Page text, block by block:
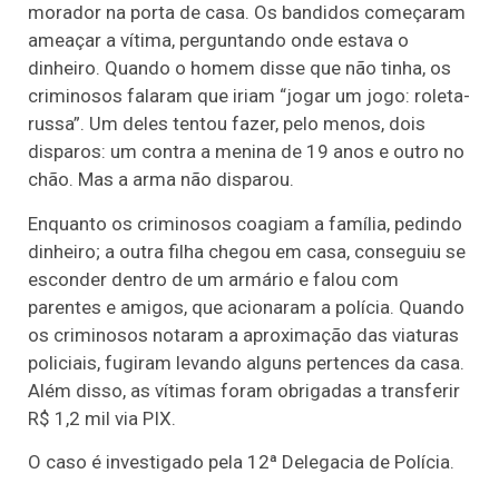
morador na porta de casa. Os bandidos começaram
ameaçar a vítima, perguntando onde estava o
dinheiro. Quando o homem disse que não tinha, os
criminosos falaram que iriam “jogar um jogo: roleta-
russa”. Um deles tentou fazer, pelo menos, dois
disparos: um contra a menina de 19 anos e outro no
chão. Mas a arma não disparou.
Enquanto os criminosos coagiam a família, pedindo
dinheiro; a outra filha chegou em casa, conseguiu se
esconder dentro de um armário e falou com
parentes e amigos, que acionaram a polícia. Quando
os criminosos notaram a aproximação das viaturas
policiais, fugiram levando alguns pertences da casa.
Além disso, as vítimas foram obrigadas a transferir
R$ 1,2 mil via PIX.
O caso é investigado pela 12ª Delegacia de Polícia.